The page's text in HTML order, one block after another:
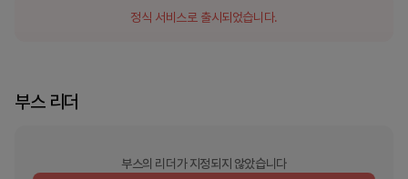
정식 서비스로 출시되었습니다.
부스 리더
부스의 리더가 지정되지 않았습니다